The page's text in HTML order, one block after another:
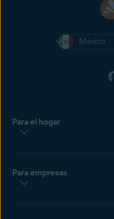
México
Para el hogar
Para empresas